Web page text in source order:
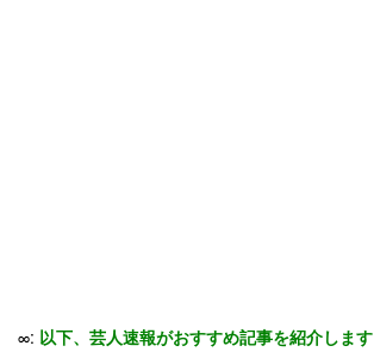
∞: 以下、芸人速報がおすすめ記事を紹介します